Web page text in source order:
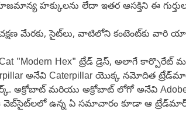
హక్కులను లేదా ఇతర ఆసక్తిని ఈ
మేరకు, సైట్‌లు, వాటిలోని కంటెంట్‌కు వారి
"Modern Hex" ట్రేడ్ డ్రెస్, అలాగే కార్పొరేట్
అనేవి Caterpillar యొక్క నమోదిత
అక్రోబాట్ మరియు అక్రోబాట్ లోగో అనేవి
వెబ్‌సైట్‌లలో ఉన్న ఏ సమాచారం కూడా ఆ